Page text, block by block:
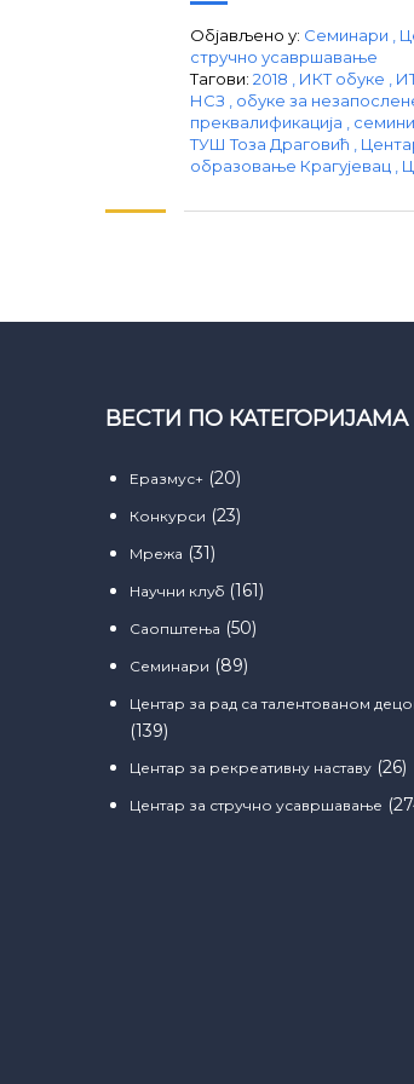
Објављено у: Семинари
стручно усавршавање
Тагови: 2018 ИКТ обуке
НСЗ
обуке за
преквалификација
ТУШ Тоза Драговић
образовање Крагујевац
ВЕСТИ ПО КАТЕГОРИЈАМА
Еразмус+ (20)
Конкурси (23)
Мрежа (31)
Научни клуб (161)
Саопштења (50)
Семинари (89)
Центар за рад са талентованом
(139)
Центар за рекреативну наставу (26)
Центар за стручно усавршавање